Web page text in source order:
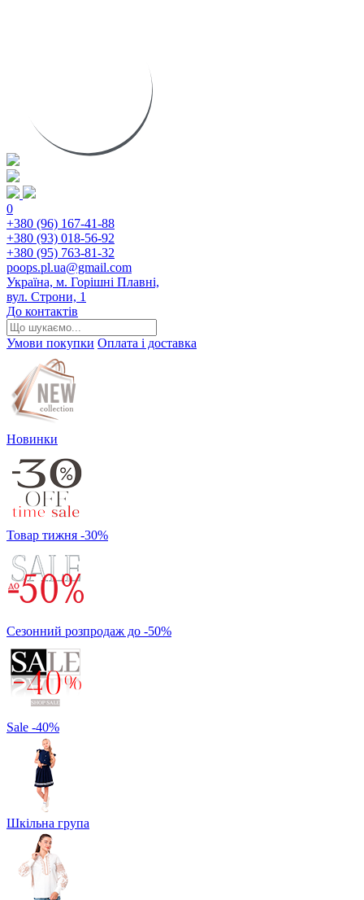
0
+380 (96) 167-41-88
+380 (93) 018-56-92
+380 (95) 763-81-32
poops.pl.ua@gmail.com
Україна, м. Горішні Плавні,
вул. Строни, 1
До контактів
Умови покупки Оплата і доставка
Новинки
Товар тижня -30%
Сезонний розпродаж до -50%
Sale -40%
Шкільна група